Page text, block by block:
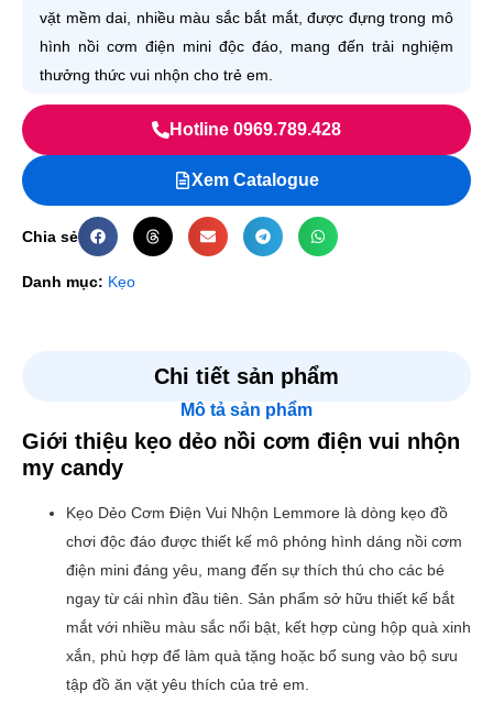
vặt mềm dai, nhiều màu sắc bắt mắt, được đựng trong mô
hình nồi cơm điện mini độc đáo, mang đến trải nghiệm
thưởng thức vui nhộn cho trẻ em.
Hotline 0969.789.428
Xem Catalogue
Chia sẻ
Danh mục: Kẹo
Chi tiết sản phẩm
Mô tả sản phẩm
Giới thiệu kẹo dẻo nồi cơm điện vui nhộn
my candy
Kẹo Dẻo Cơm Điện Vui Nhộn Lemmore là dòng kẹo đồ
chơi độc đáo được thiết kế mô phỏng hình dáng nồi cơm
điện mini đáng yêu, mang đến sự thích thú cho các bé
ngay từ cái nhìn đầu tiên. Sản phẩm sở hữu thiết kế bắt
mắt với nhiều màu sắc nổi bật, kết hợp cùng hộp quà xinh
xắn, phù hợp để làm quà tặng hoặc bổ sung vào bộ sưu
tập đồ ăn vặt yêu thích của trẻ em.